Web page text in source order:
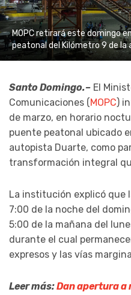
MOPC retirará este domingo
peatonal del Kilómetro 9 de
Santo Domingo.– El
Comunicaciones (MOPC)
de marzo, en horario
puente peatonal ubicado
autopista Duarte, como
transformación integral
La institución explicó que
7:00 de la noche del
5:00 de la mañana del
durante el cual
expresos y las vías
Leer más:Dan apertura a